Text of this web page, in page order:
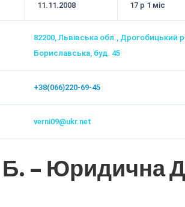
11.11.2008
17 р 1 міс
82200, Львівська обл., Дрогобицький
Бориславська, буд. 45
+38(066)220-69-45
verni09@ukr.net
Б. – Юридична